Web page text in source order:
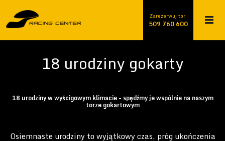
Zarezerwuj tor:
509 760 600
509 760 600
18 urodziny gokarty
18 urodziny w wyścigowym klimacie - spędźmy je wspólnie na naszym
torze gokartowym
Osiemnaste urodziny to wyjątkowy czas, próg ukończenia